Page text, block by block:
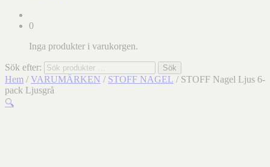
0
Inga produkter i varukorgen.
Sök efter: Sök
Hem / VARUMÄRKEN / STOFF NAGEL / STOFF Nagel Ljus 6-
pack Ljusgrå
🔍